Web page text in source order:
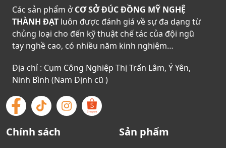
Các sản phẩm ởCƠ SỞ ĐÚC ĐỒNG MỸ NGHỆ
THÀNH ĐẠT luôn được đánh giá về sự đa dạng từ
chủng loại cho đến kỹ thuật chế tác của đội ngũ
tay nghề cao, có nhiều năm kinh nghiệm…
Địa chỉ : Cụm Công Nghiệp Thị Trấn Lâm, Ý Yên,
Ninh Bình (Nam Định cũ )
Chính sách Sản phẩm